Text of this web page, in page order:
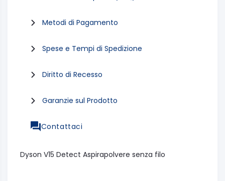
Metodi di Pagamento
Spese e Tempi di Spedizione
Diritto di Recesso
Garanzie sul Prodotto
Contattaci
Dyson V15 Detect Aspirapolvere senza filo